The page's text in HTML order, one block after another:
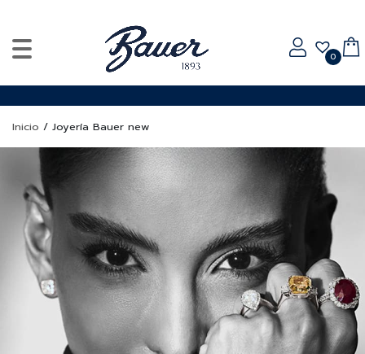
0
Inicio / Joyería Bauer new